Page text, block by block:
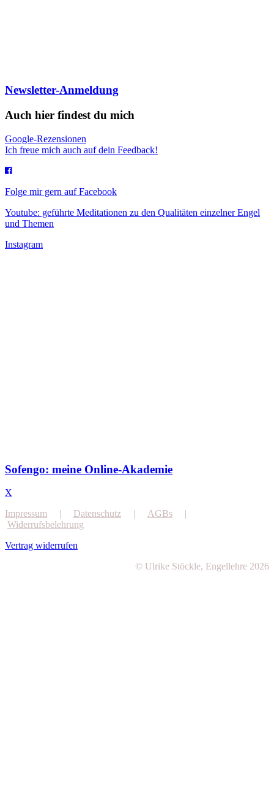
Newsletter-Anmeldung
Auch hier findest du mich
Google-Rezensionen
Ich freue mich auch auf dein Feedback!
Folge mir gern auf Facebook
Youtube: geführte Meditationen zu den Qualitäten einzelner Engel
und Themen
Instagram
Sofengo: meine Online-Akademie
X
Impressum | Datenschutz | AGBs |
Widerrufsbelehrung
Vertrag widerrufen
© Ulrike Stöckle, Engellehre 2026